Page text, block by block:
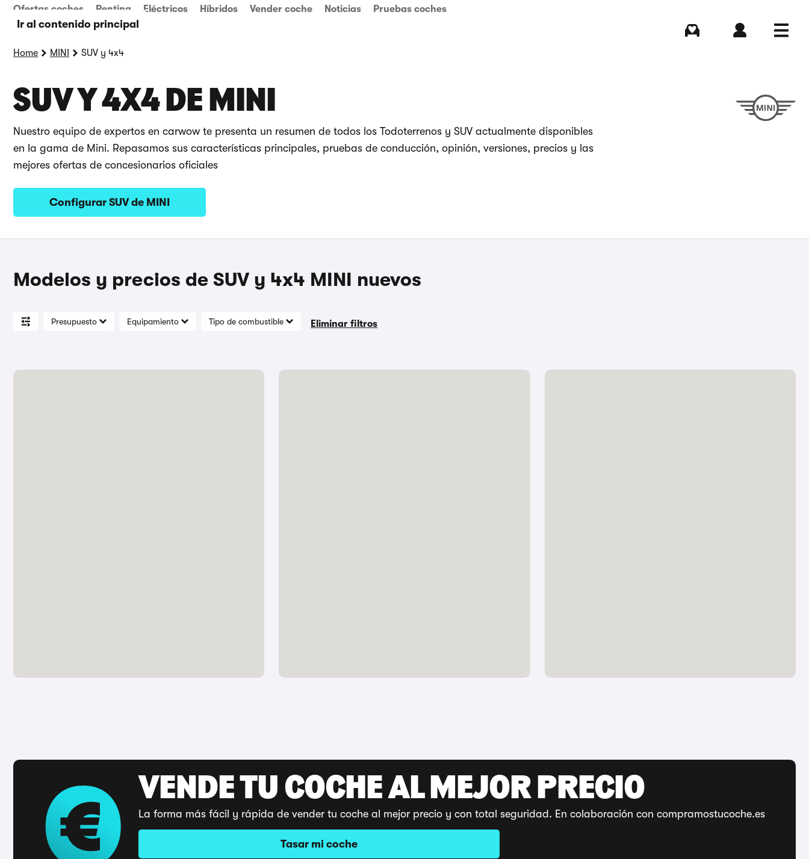
Ir al contenido principal
Ofertas coches Renting Eléctricos Híbridos Vender coche Noticias Pruebas coches
Home MINI SUV y 4x4
SUV Y 4X4 DE MINI
Nuestro equipo de expertos en carwow te presenta un resumen de todos los Todoterrenos y SUV actualmente disponibles
en la gama de Mini. Repasamos sus características principales, pruebas de conducción, opinión, versiones, precios y las
mejores ofertas de concesionarios oficiales
Configurar SUV de MINI
Modelos y precios de SUV y 4x4 MINI nuevos
Presupuesto Equipamiento Tipo de combustible Eliminar filtros
VENDE TU COCHE AL MEJOR PRECIO
La forma más fácil y rápida de vender tu coche al mejor precio y con total seguridad. En colaboración con compramostucoche.es
Tasar mi coche